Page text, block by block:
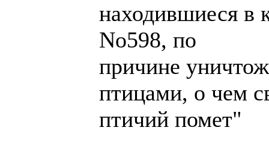
находившиеся в
No598, по
причине
птицами, о чем
птичий помет"